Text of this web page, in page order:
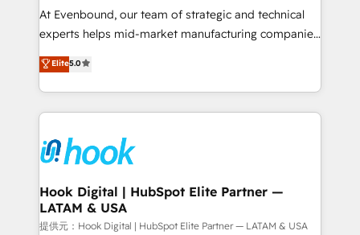
broke. Built for mid-market reality—practical
solutions that work with your actual headcount and
HubSpot partners 🔄 Top 5% globally in client
retention 📅 8+ years of consistent results since 2017
move beyond spreadsheets into unified systems
that drive real business results.
At Evenbound, our team of strategic and technical
experts helps mid-market manufacturing companies
achieve real growth. We specialize in delivering
tailored solutions that drive results by leveraging
HubSpot’s platform and data to fuel success.
Technical Solutions: - HubSpot Technical Consulting -
Onboarding - Data Migration & Integrations -
Technical Audit & Optimization Strategic Solutions: -
Revenue Operations - Inbound Marketing -
Outbound Marketing - HubSpot CMS Website
Design & Development We empower our clients to
Elite5.0
Hook Digital | HubSpot Elite Partner —
LATAM & USA
提供元：Hook Digital | HubSpot Elite Partner — LATAM & USA